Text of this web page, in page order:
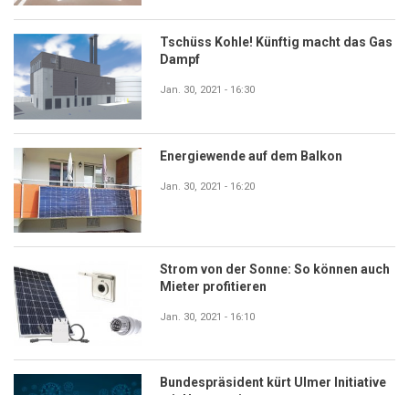
Tschüss Kohle! Künftig macht das Gas
Dampf
Jan. 30, 2021 - 16:30
Energiewende auf dem Balkon
Jan. 30, 2021 - 16:20
Strom von der Sonne: So können auch
Mieter profitieren
Jan. 30, 2021 - 16:10
Bundespräsident kürt Ulmer Initiative